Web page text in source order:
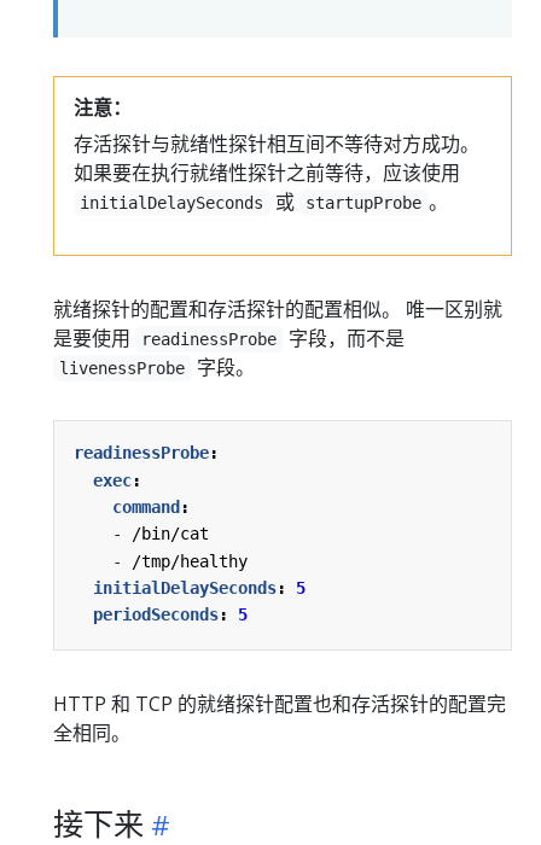
注意：
存活探针与就绪性探针相互间不等待对方成功。
如果要在执行就绪性探针之前等待，应该使用
initialDelaySeconds 或 startupProbe 。
就绪探针的配置和存活探针的配置相似。 唯一区别就
是要使用
readinessProbe 字段，而不是
livenessProbe 字段。
readinessProbe:
exec:
command :
- /bin/cat
-
/tmp/healthy
initialDelaySeconds:
5
periodSeconds: 5
HTTP 和 TCP 的就绪探针配置也和存活探针的配置完
全相同。
接下来